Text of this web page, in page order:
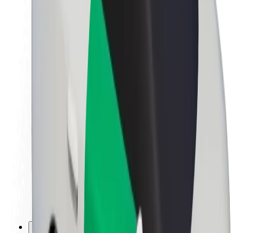
Udržitelnost podle Boltu
Projekt Zero
Tiskové centrum
Pokyny ke značce
Naše poslání
Vztahy s investory
Vedení
Značka
Média
Městský fond
Bezpečnost